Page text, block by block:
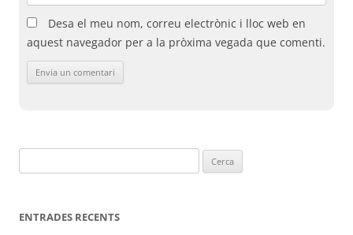
Desa el meu nom, correu electrònic i lloc web en
aquest navegador per a la pròxima vegada que comenti.
ENTRADES RECENTS